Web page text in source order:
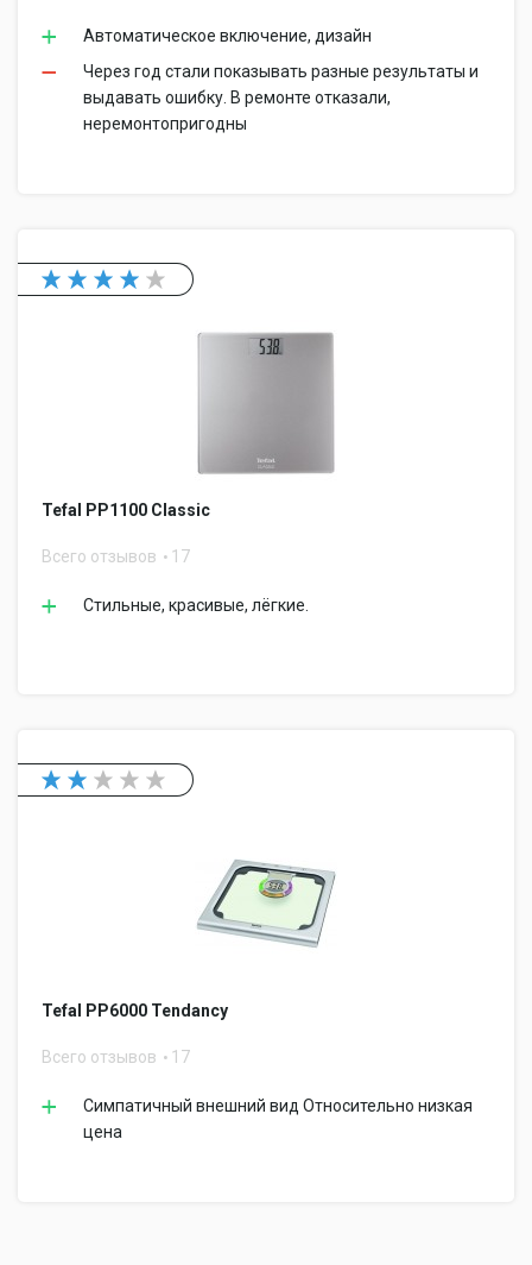
Автоматическое включение, дизайн
Через год стали показывать разные результаты и
выдавать ошибку. В ремонте отказали,
неремонтопригодны
Tefal PP1100 Classic
Всего отзывов 17
Стильные, красивые, лёгкие.
Tefal PP6000 Tendancy
Всего отзывов 17
Симпатичный внешний вид Относительно низкая
цена